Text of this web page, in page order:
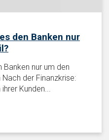
den Banken nur
Banken nur um den
der Finanzkrise:
Kunden...